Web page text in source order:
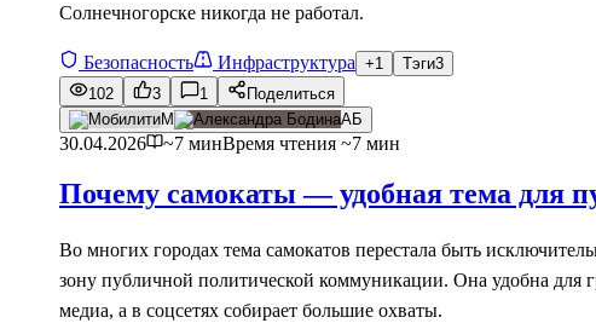
Солнечногорске никогда не работал.
Безопасность Инфраструктура +1 Тэги3
102
3 1
Поделиться
М
АБ
30.04.2026 ~7 минВремя чтения ~7 мин
Почему самокаты — удобная тема для
Во многих городах тема самокатов перестала быть
зону публичной политической коммуникации. Она удобна для
медиа, а в соцсетях собирает большие охваты.